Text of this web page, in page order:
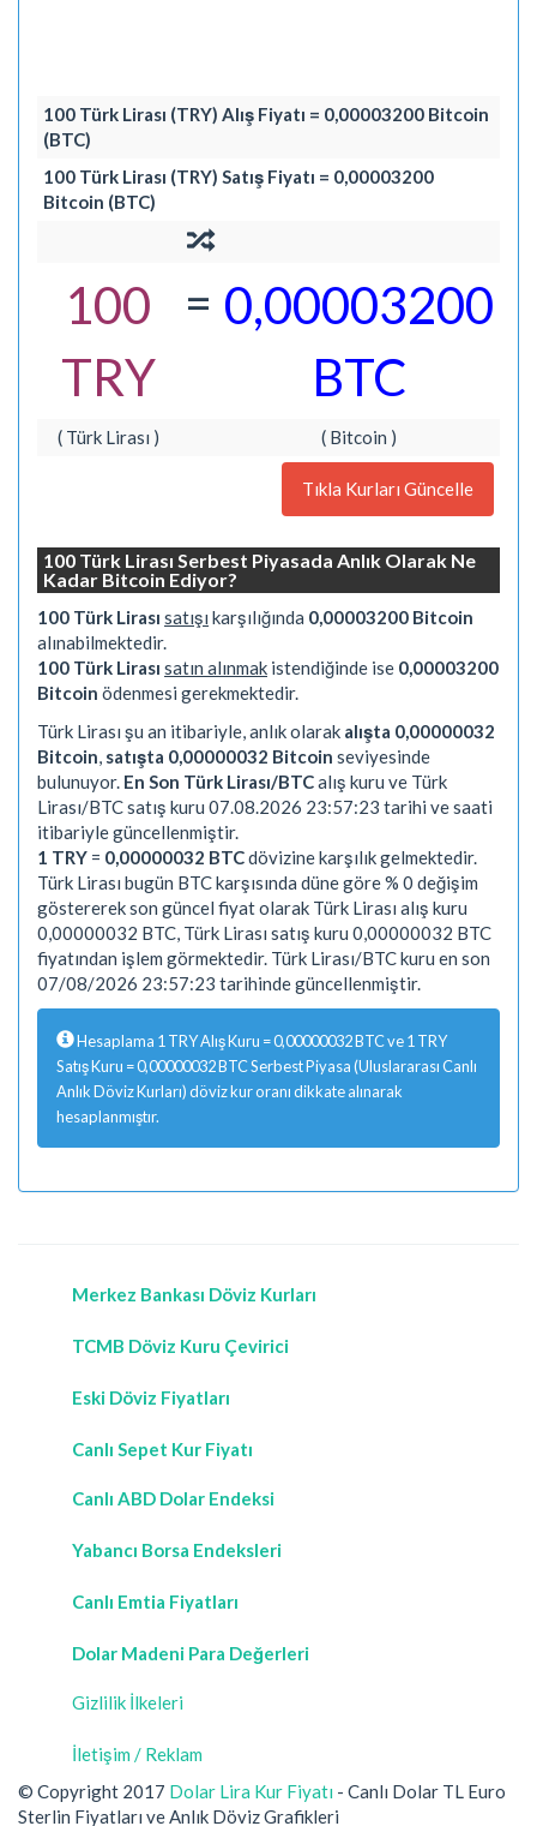
100 Türk Lirası (TRY) Alış Fiyatı = 0,00003200 Bitcoin
(BTC)
100 Türk Lirası (TRY) Satış Fiyatı = 0,00003200
Bitcoin (BTC)
100
TRY
= 0,00003200
BTC
( Türk Lirası ) ( Bitcoin )
Tıkla Kurları Güncelle
100 Türk Lirası Serbest Piyasada Anlık Olarak Ne
Kadar Bitcoin Ediyor?
100 Türk Lirası satışı karşılığında 0,00003200 Bitcoin
alınabilmektedir.
100 Türk Lirası satın alınmak istendiğinde ise 0,00003200
Bitcoin ödenmesi gerekmektedir.
Türk Lirası şu an itibariyle, anlık olarak alışta 0,00000032
Bitcoin satışta 0,00000032 Bitcoin seviyesinde
bulunuyor. En Son Türk Lirası/BTCalış kuru ve Türk
Lirası/BTC satış kuru 07.08.2026 23:57:23 tarihi ve saati
itibariyle güncellenmiştir.
1 TRY = 0,00000032 BTCdövizine karşılık gelmektedir.
Türk Lirası bugün BTC karşısında düne göre % 0 değişim
göstererek son güncel fiyat olarak Türk Lirası alış kuru
0,00000032 BTC, Türk Lirası satış kuru 0,00000032 BTC
fiyatından işlem görmektedir. Türk Lirası/BTC kuru en son
07/08/2026 23:57:23 tarihinde güncellenmiştir.
Hesaplama 1 TRY Alış Kuru = 0,00000032 BTC ve 1 TRY
Satış Kuru = 0,00000032 BTC Serbest Piyasa (Uluslararası Canlı
Anlık Döviz Kurları) döviz kur oranı dikkate alınarak
hesaplanmıştır.
Merkez Bankası Döviz Kurları
TCMB Döviz Kuru Çevirici
Eski Döviz Fiyatları
Canlı Sepet Kur Fiyatı
Canlı ABD Dolar Endeksi
Yabancı Borsa Endeksleri
Canlı Emtia Fiyatları
Dolar Madeni Para Değerleri
Gizlilik İlkeleri
İletişim / Reklam
© Copyright 2017 Dolar Lira Kur Fiyatı - Canlı Dolar TL Euro
Sterlin Fiyatları ve Anlık Döviz Grafikleri